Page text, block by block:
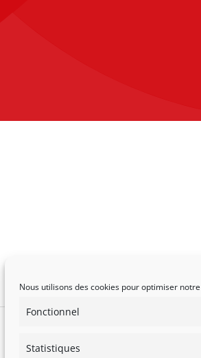
Nous utilisons des cookies pour optimiser
Fonctionnel
Statistiques